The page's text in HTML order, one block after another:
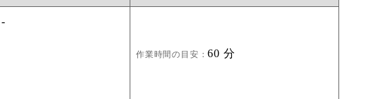
-
作業時間の目安：60 分